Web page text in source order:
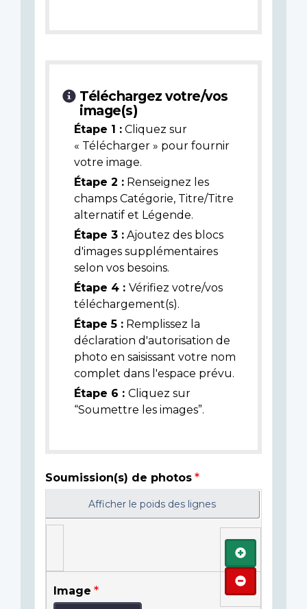
Téléchargez votre/vos
image(s)
Étape 1 : Cliquez sur
« Télécharger » pour fournir
votre image.
Étape 2 : Renseignez les
champs Catégorie, Titre/Titre
alternatif et Légende.
Étape 3 : Ajoutez des blocs
d'images supplémentaires
selon vos besoins.
Étape 4 : Vérifiez votre/vos
téléchargement(s).
Étape 5 : Remplissez la
déclaration d'autorisation de
photo en saisissant votre nom
complet dans l'espace prévu.
Étape 6 : Cliquez sur
“Soumettre les images”.
Soumission(s) de photos
Afficher le poids des lignes
Image
Ajouter
Retirer